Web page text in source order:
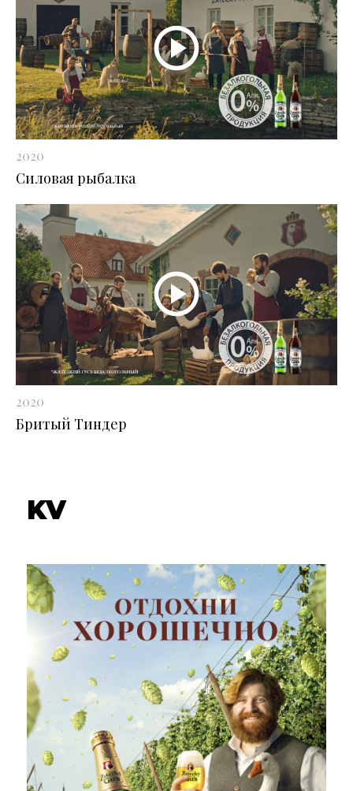
2020
Силовая рыбалка
2020
Бритый Тиндер
KV